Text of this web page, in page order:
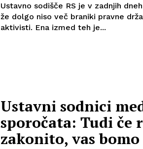
Ustavno sodišče RS je v zadnjih
že dolgo niso več braniki pravne
aktivisti. Ena izmed teh je...
Ustavni sodnici
sporočata: Tudi če
zakonito, vas